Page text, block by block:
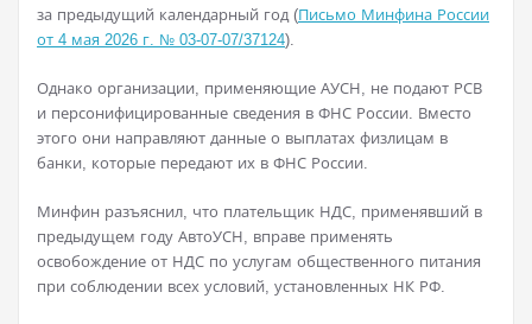
за предыдущий календарный год (Письмо Минфина России
от 4 мая 2026 г. № 03-07-07/37124).
Однако организации, применяющие АУСН, не подают РСВ
и персонифицированные сведения в ФНС России. Вместо
этого они направляют данные о выплатах физлицам в
банки, которые передают их в ФНС России.
Минфин разъяснил, что плательщик НДС, применявший в
предыдущем году АвтоУСН, вправе применять
освобождение от НДС по услугам общественного питания
при соблюдении всех условий, установленных НК РФ.